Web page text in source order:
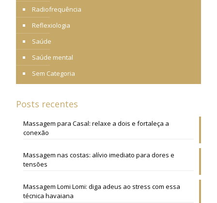
Radiofrequência
Reflexiologia
Saúde
Saúde mental
Sem Categoria
Posts recentes
Massagem para Casal: relaxe a dois e fortaleça a
conexão
Massagem nas costas: alívio imediato para dores e
tensões
Massagem Lomi Lomi: diga adeus ao stress com essa
técnica havaiana